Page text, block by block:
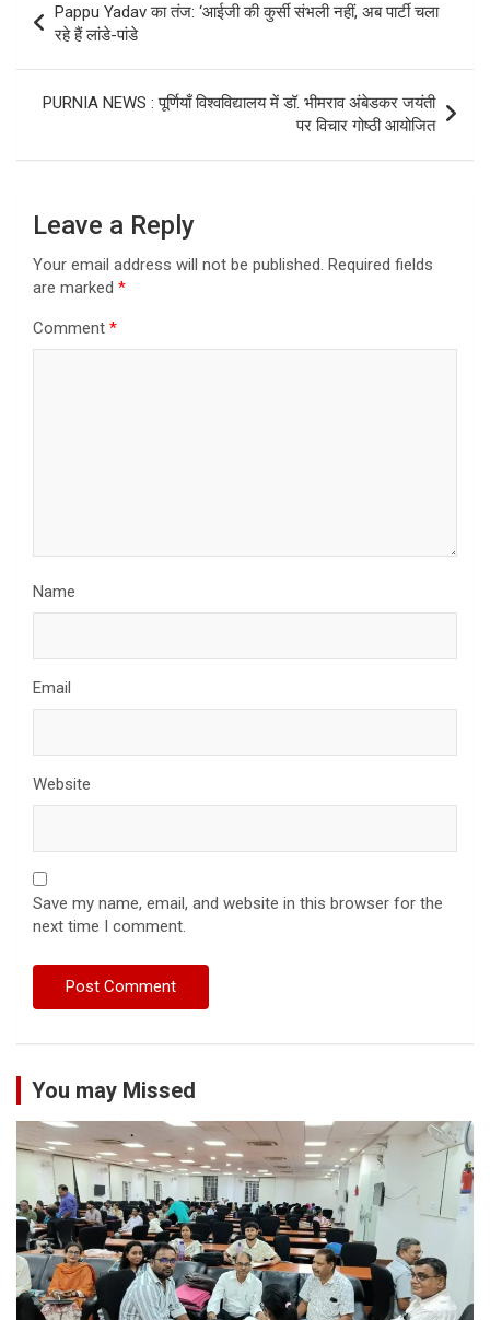
navigation
Pappu Yadav का तंज: ‘आईजी की कुर्सी संभली नहीं, अब पार्टी चला
रहे हैं लांडे-पांडे
PURNIA NEWS : पूर्णियाँ विश्वविद्यालय में डॉ. भीमराव अंबेडकर जयंती
पर विचार गोष्ठी आयोजित
Leave a Reply
Your email address will not be published. Required fields
are marked *
Comment *
Name
Email
Website
Save my name, email, and website in this browser for the
next time I comment.
You may Missed